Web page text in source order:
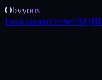
Obvyous
FunktionenPreiseFAQ